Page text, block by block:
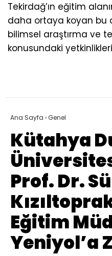
Tekirdağ’ın eğitim
daha ortaya koyan bu
bilimsel araştırma ve
konusundaki
Ana Sayfa ›Genel
Kütahya
Prof. Dr.
Eğitim
Yeniyol’a